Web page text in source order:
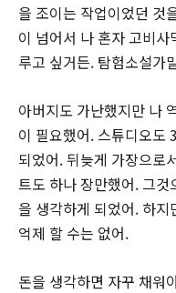
을 조이는 작업이었던 것
이 넘어서 나 혼자 고비
루고 싶거든. 탐험소설가
아버지도 가난했지만 나
이 필요했어. 스튜디오도
되었어. 뒤늦게 가장으로
트도 하나 장만했어. 그
을 생각하게 되었어. 하
억제 할 수는 없어.
돈을 생각하면 자꾸 채워